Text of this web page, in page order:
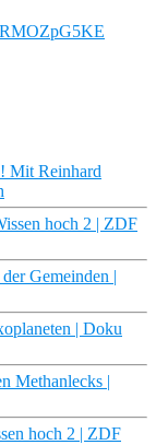
Mit Reinhard
hoch 2 | ZDF
Gemeinden |
| Doku
Methanlecks |
hoch 2 | ZDF